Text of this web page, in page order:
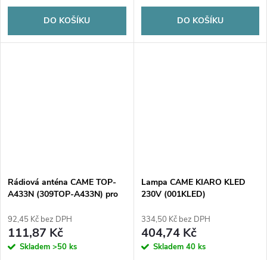
DO KOŠÍKU DO KOŠÍKU
Rádiová anténa CAME TOP-
A433N (309TOP-A433N) pro
92,45 Kč bez DPH
111,87 Kč
Skladem >50 ks
Lampa CAME KIARO KLED
230V (001KLED)
334,50 Kč bez DPH
404,74 Kč
Skladem 40 ks